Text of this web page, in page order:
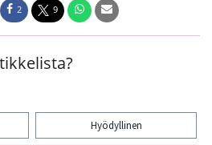
2 9
Hyödyllinen